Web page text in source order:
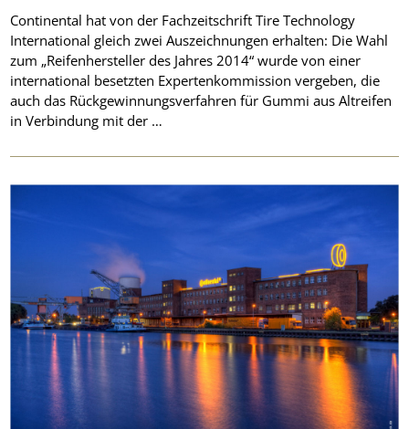
Continental hat von der Fachzeitschrift Tire Technology
International gleich zwei Auszeichnungen erhalten: Die Wahl
zum „Reifenhersteller des Jahres 2014“ wurde von einer
international besetzten Expertenkommission vergeben, die
auch das Rückgewinnungsverfahren für Gummi aus Altreifen
in Verbindung mit der …